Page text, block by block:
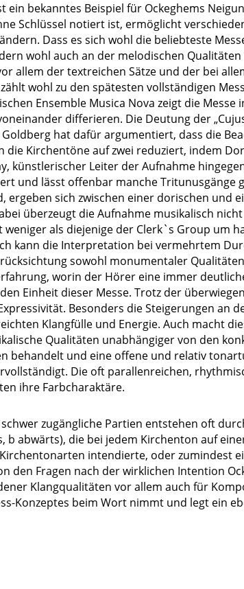
ein bekanntes Beispiel für Ockeghems
Schlüssel notiert ist, ermöglicht
Dass es sich wohl die beliebteste
wohl auch an der melodischen
allem der textreichen Sätze und der bei
wohl zu den spätesten vollständigen
Ensemble Musica Nova zeigt die
differieren. Die Deutung der
hat dafür argumentiert, dass die
Kirchentöne auf zwei reduziert, indem
künstlerischer Leiter der Aufnahme
und lässt offenbar manche Tritunusgänge
sich zwischen einer dorischen und
überzeugt die Aufnahme musikalisch
als diejenige der Clerk`s Group um
kann die Interpretation bei vermehrtem
sowohl monumentaler
worin der Hörer eine immer
Einheit dieser Messe. Trotz der
Besonders die Steigerungen an
Klangfülle und Energie. Auch macht
Qualitäten unabhängiger von den
behandelt und eine offene und relativ
Die oft parallenreichen,
ihre Farbcharaktäre.
zugängliche Partien entstehen oft
b abwärts), die bei jedem Kirchenton auf
intendierte, oder zumindest
den Fragen nach der wirklichen Intention
Klangqualitäten vor allem auch für
Konzeptes beim Wort nimmt und legt ein